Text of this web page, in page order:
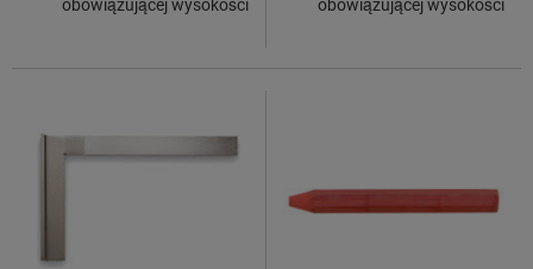
obowiązującej wysokości
obowiązującej wysokości